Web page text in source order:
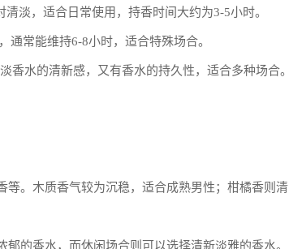
淡，适合日常使用，持香时间大约为3-5小时。
通常能维持6-8小时，适合特殊场合。
香水的清新感，又有香水的持久性，适合多种场合。
。木质香气较为沉稳，适合成熟男性；柑橘香则清
的香水，而休闲场合则可以选择清新淡雅的香水。